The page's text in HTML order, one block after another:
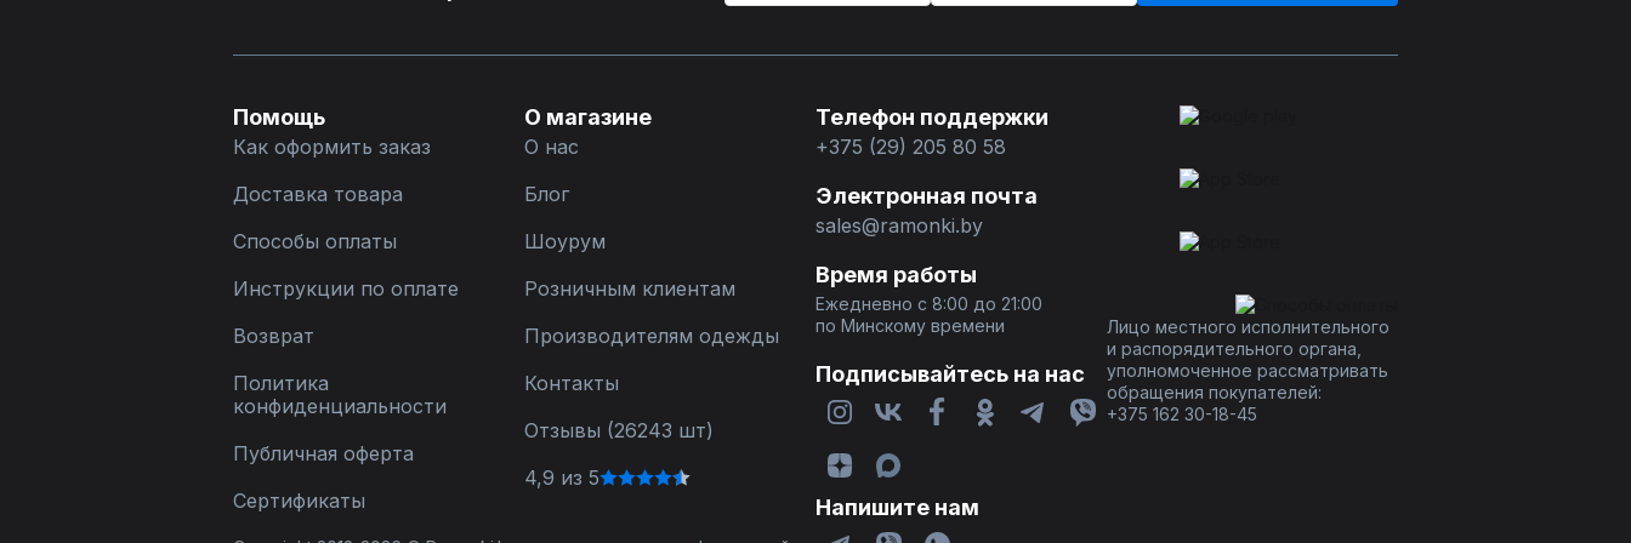
Помощь
Как оформить заказ
Доставка товара
Способы оплаты
Инструкции по оплате
Возврат
Политика
конфиденциальности
Публичная оферта
Сертификаты
О магазине
О нас
Блог
Шоурум
Розничным клиентам
Производителям одежды
Контакты
Отзывы (26243 шт)
4,9 из 5
Телефон поддержки
+375 (29) 205 80 58
Электронная почта
sales@ramonki.by
Время работы
Ежедневно с 8:00 до 21:00
по Минскому времени
Подписывайтесь на нас
Напишите нам
Лицо местного исполнительного
и распорядительного органа,
уполномоченное рассматривать
обращения покупателей:
+375 162 30-18-45